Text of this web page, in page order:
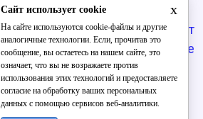
Кировская область потратит
рублей на транспортное
x
Сайт использует cookie
На сайте используются cookie-файлы и другие
аналогичные технологии. Если, прочитав это
сообщение, вы остаетесь на нашем сайте, это
означает, что вы не возражаете против
использования этих технологий и предоставляете
согласие на обработку ваших персональных
данных с помощью сервисов веб-аналитики.